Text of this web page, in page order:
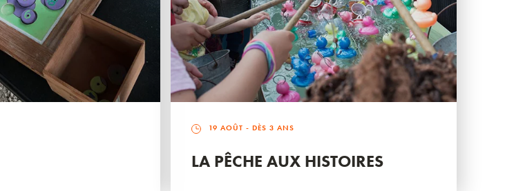
19 AOÛT - DÈS 3 ANS
LA PÊCHE AUX HISTOIRES